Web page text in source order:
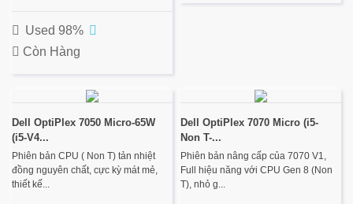
Used 98%
Còn Hàng
Dell OptiPlex 7050 Micro-65W
(i5-V4...
Phiên bản CPU ( Non T) tản nhiệt
đồng nguyên chất, cực kỳ mát mẻ,
thiết kế...
Dell OptiPlex 7070 Micro (i5-
Non T-...
Phiên bản nâng cấp của 7070 V1,
Full hiệu năng với CPU Gen 8 (Non
T), nhỏ g...